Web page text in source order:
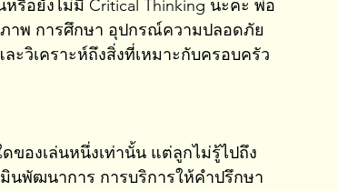
รือยังไม่มี Critical Thinking นะคะ พ่อ
ภาพ การศึกษา อุปกรณ์ความปลอดภัย
ะวิเคราะห์ถึงสิ่งที่เหมาะกับครอบครัว
ของเล่นหนึ่งเท่านั้น แต่ลูกไม่รู้ไปถึง
พัฒนาการ การบริการให้คำปรึกษา